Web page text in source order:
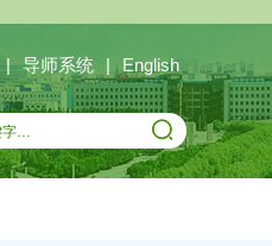
| 导师系统 | English